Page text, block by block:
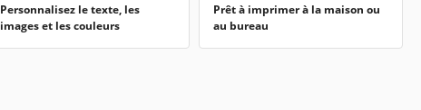
Personnalisez le texte, les
images et les couleurs
Prêt à imprimer à la maison ou
au bureau